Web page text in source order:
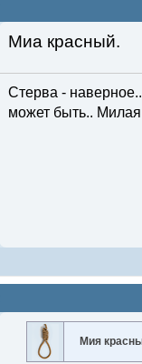
Миа красный.
Стерва -
может быть..
Мия